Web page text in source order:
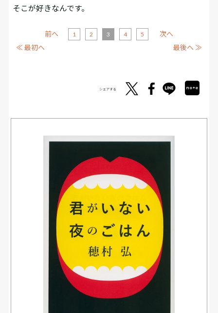
そこが好きなんです。
≪ 最初へ
前へ 1 2 3 4 5
次へ
最後へ ≫
シェアする